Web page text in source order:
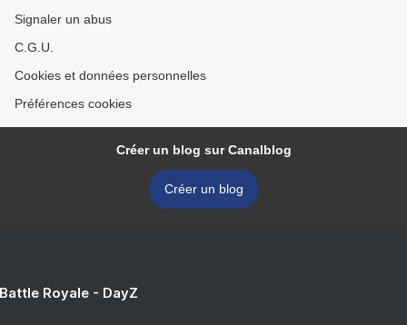
Signaler un abus
C.G.U.
Cookies et données personnelles
Préférences cookies
Créer un blog sur Canalblog
Créer un blog
Royale - DayZ